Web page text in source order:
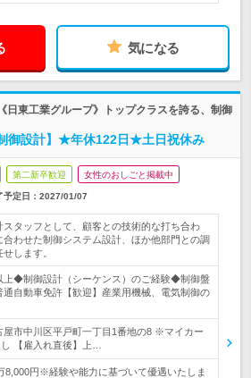
気になる
日東工業グループ》トップクラスを誇る、制御
御設計】★年休122日★土日祝休み
第二新卒歓迎 女性のおしごと掲載中
予定日： 2027/01/07
スタッフとして、顧客との技術的な打ち合わ
わせた制御システム設計、ほか他部門との調
します。
上◆制御設計（シーケンス）のご経験◆制御盤
自動車免許【歓迎】産業用機械、電気制御の
屋市中川区平戸町一丁目1番地の8 ※マイカー
【雇入れ直後】上…
8,000円※経験や能力に基づいて優遇いたしま